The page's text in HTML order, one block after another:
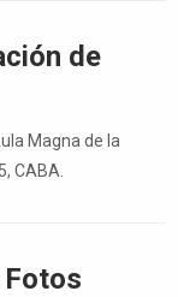
de
Magna de la
CABA.